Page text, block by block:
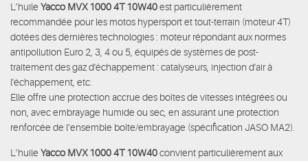
L’huile Yacco MVX 1000 4T 10W40est particulièrement
recommandée pour les motos hypersport et tout-terrain (moteur 4T)
dotées des dernières technologies : moteur répondant aux normes
antipollution Euro 2, 3, 4 ou 5, équipés de systèmes de post-
traitement des gaz d'échappement : catalyseurs, injection d'air à
l'échappement, etc.
Elle offre une protection accrue des boîtes de vitesses intégrées ou
non, avec embrayage humide ou sec, en assurant une protection
renforcée de l’ensemble boîte/embrayage (spécification JASO MA2).
L’huile Yacco MVX 1000 4T 10W40convient particulièrement aux